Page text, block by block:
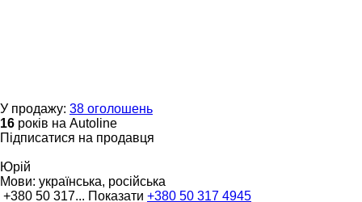
У продажу: 38 оголошень
16 років на Autoline
Підписатися на продавця
Юрій
Мови: українська, російська
+380 50 317... Показати +380 50 317 4945